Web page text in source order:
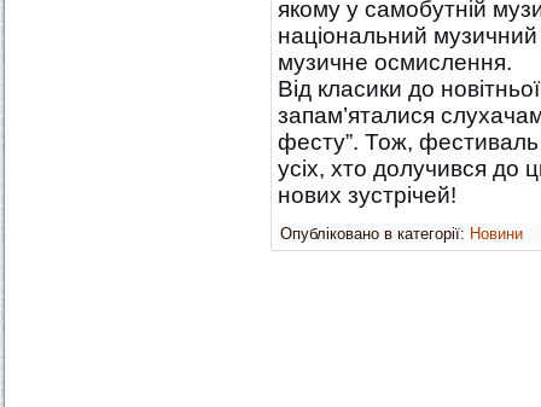
якому у самобутній
національний
музичне осмислення.
Від класики до
запам’яталися
фесту”. Тож, фестиваль
усіх, хто долучився до
нових зустрічей!
Опубліковано в категорії: Новини